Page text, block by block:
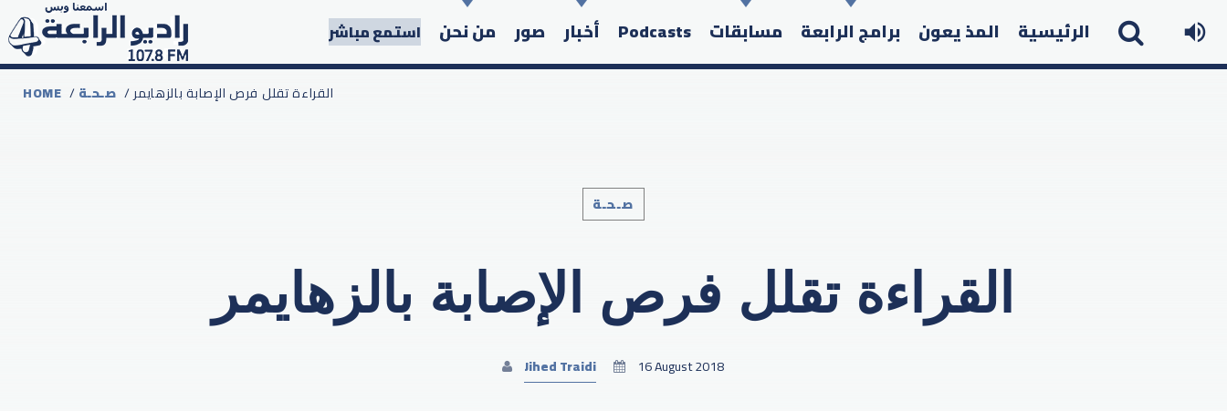
الرئيسية المذ يعون برامج الرابعة مسابقات Podcasts أخبار صور من نحن استمع مباشر
Search in the website:
HOME /صـحـة / القراءة تقلل فرص الإصابة بالزهايمر
صـحـة
القراءة تقلل فرص الإصابة بالزهايمر
Jihed Traidi 16 August 2018